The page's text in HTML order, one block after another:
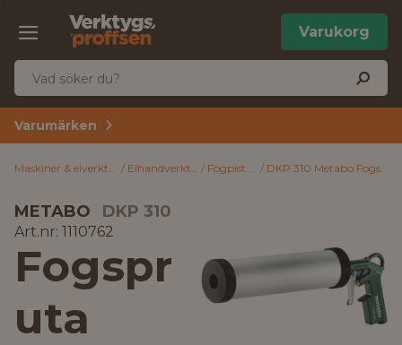
Varukorg
Varumärken
Maskiner & elverktyg Elhandverktyg Fogpistoler DKP 310 Metabo Fogspruta
METABO DKP 310
Art.nr: 1110762
Fogspr
uta